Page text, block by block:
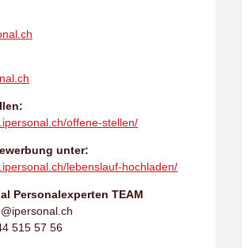
offene-stellen/
unter:
lebenslauf-hochladen/
Personalexperten TEAM
515 57 56